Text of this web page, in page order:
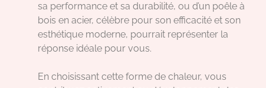
sa performance et sa durabilité, ou d’un poêle à
bois en acier, célèbre pour son efficacité et son
esthétique moderne, pourrait représenter la
réponse idéale pour vous.
En choisissant cette forme de chaleur, vous